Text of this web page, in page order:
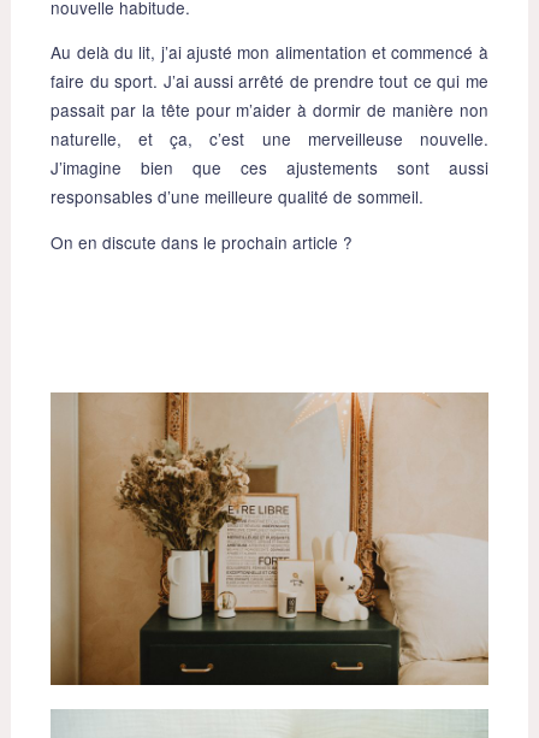
nouvelle habitude.
Au delà du lit, j’ai ajusté mon alimentation et commencé à
faire du sport. J’ai aussi arrêté de prendre tout ce qui me
passait par la tête pour m’aider à dormir de manière non
naturelle, et ça, c’est une merveilleuse nouvelle.
J’imagine bien que ces ajustements sont aussi
responsables d’une meilleure qualité de sommeil.
On en discute dans le prochain article ?